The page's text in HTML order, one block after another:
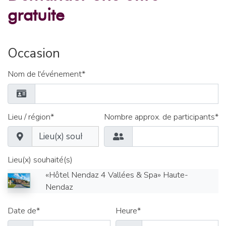
gratuite
Occasion
Nom de l'événement*
Lieu / région* Nombre approx. de participants*
Lieu(x) souhaité(s)
«Hôtel Nendaz 4 Vallées & Spa» Haute-
Nendaz
Date de* Heure*